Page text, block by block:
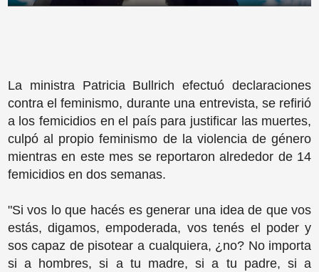
La ministra Patricia Bullrich efectuó declaraciones
contra el feminismo, durante una entrevista, se refirió
a los femicidios en el país para justificar las muertes,
culpó al propio feminismo de la violencia de género
mientras en este mes se reportaron alrededor de 14
femicidios en dos semanas.
"Si vos lo que hacés es generar una idea de que vos
estás, digamos, empoderada, vos tenés el poder y
sos capaz de pisotear a cualquiera, ¿no? No importa
si a hombres, si a tu madre, si a tu padre, si a